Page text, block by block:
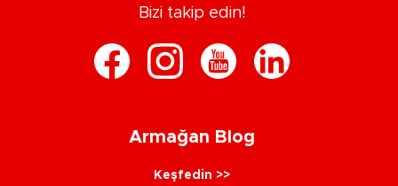
Bizi takip edin!
Armağan Blog
Keşfedin >>